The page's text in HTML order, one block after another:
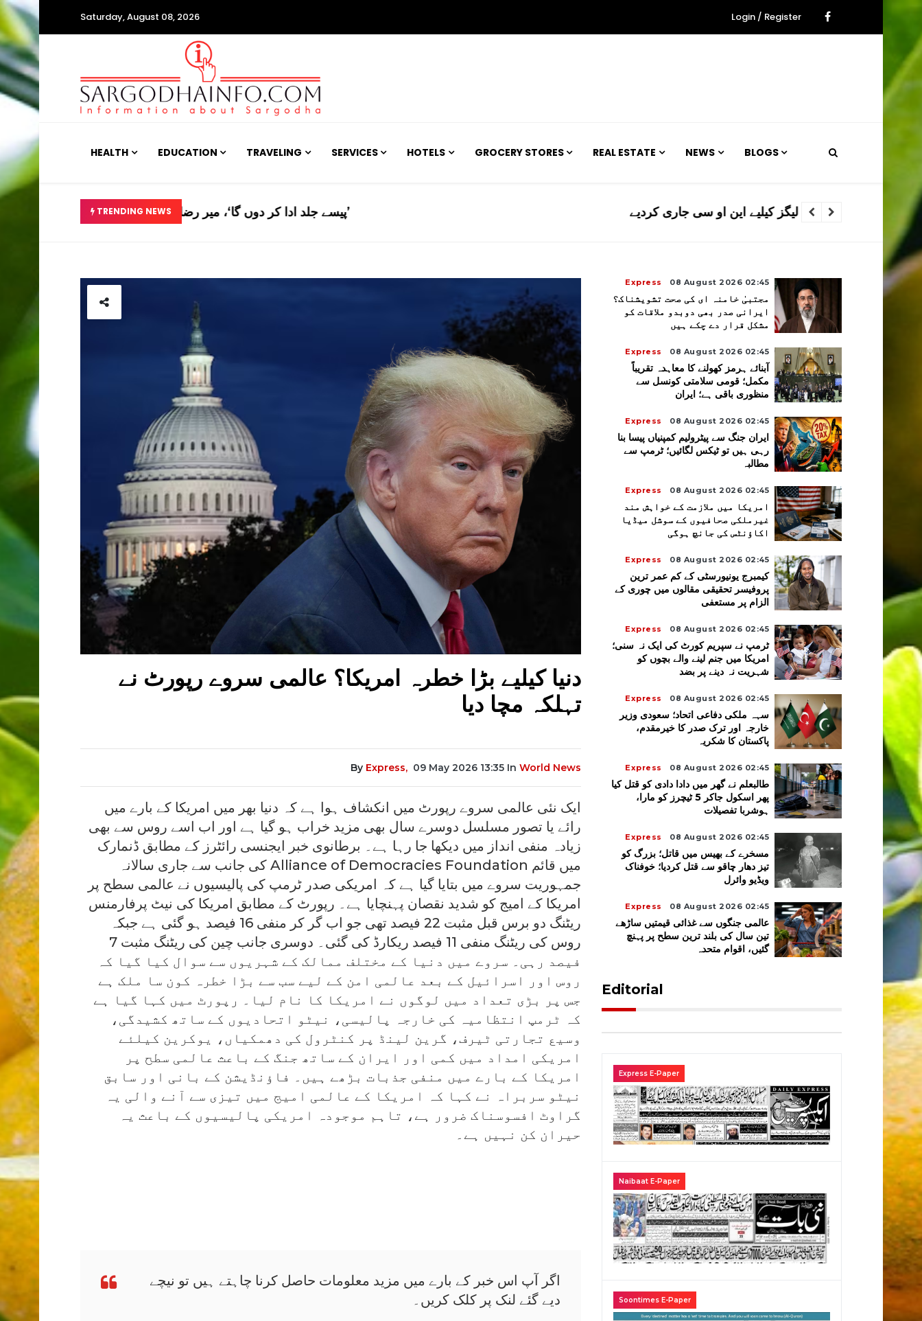
Saturday, August 08, 2026 Login / Register
HEALTH EDUCATION TRAVELING SERVICES HOTELS GROCERY STORES REAL ESTATE NEWS BLOGS
TRENDING NEWS
’پیسے جلد ادا کر دوں گا‘، پی سی بی نے قومی کرکٹرز کو غیر ملکی لیگز کیلیے این او سی جاری کردیے
دنیا کیلیے بڑا خطرہ امریکا؟ عالمی سروے رپورٹ نے
تہلکہ مچا دیا
By Express, 09 May 2026 13:35 In World News
ایک نئی عالمی سروے رپورٹ میں انکشاف ہوا ہے کہ دنیا بھر میں امریکا کے بارے میں
رائے یا تصور مسلسل دوسرے سال بھی مزید خراب ہو گیا ہے اور اب اسے روس سے بھی
زیادہ منفی انداز میں دیکھا جا رہا ہے۔ برطانوی خبر ایجنسی رائٹرز کے مطابق ڈنمارک
میں قائم Alliance of Democracies Foundation کی جانب سے جاری سالانہ
جمہوریت سروے میں بتایا گیا ہے کہ امریکی صدر ٹرمپ کی پالیسیوں نے عالمی سطح پر
امریکا کے امیج کو شدید نقصان پہنچایا ہے۔ رپورٹ کے مطابق امریکا کی نیٹ پرفارمنس
ریٹنگ دو برس قبل مثبت 22 فیصد تھی جو اب گر کر منفی 16 فیصد ہو گئی ہے جبکہ
روس کی ریٹنگ منفی 11 فیصد ریکارڈ کی گئی۔ دوسری جانب چین کی ریٹنگ مثبت 7
فیصد رہی۔ سروے میں دنیا کے مختلف ممالک کے شہریوں سے سوال کیا گیا کہ
روس اور اسرائیل کے بعد عالمی امن کے لیے سب سے بڑا خطرہ کون سا ملک ہے
جس پر بڑی تعداد میں لوگوں نے امریکا کا نام لیا۔ رپورٹ میں کہا گیا ہے
کہ ٹرمپ انتظامیہ کی خارجہ پالیسی، نیٹو اتحادیوں کے ساتھ کشیدگی،
وسیع تجارتی ٹیرف، گرین لینڈ پر کنٹرول کی دھمکیاں، یوکرین کیلئے
امریکی امداد میں کمی اور ایران کے ساتھ جنگ کے باعث عالمی سطح پر
امریکا کے بارے میں منفی جذبات بڑھے ہیں۔ فاؤنڈیشن کے بانی اور سابق
نیٹو سربراہ نے کہا کہ امریکا کے عالمی امیج میں تیزی سے آنے والی یہ
گراوٹ افسوسناک ضرور ہے، تاہم موجودہ امریکی پالیسیوں کے باعث یہ
حیران کن نہیں ہے۔
اگر آپ اس خبر کے بارے میں مزید معلومات حاصل کرنا چاہتے ہیں تو نیچے
دیے گئے لنک پر کلک کریں۔
Express 08 August 2026 02:45
مجتبیٰ خامنہ ای کی صحت تشویشناک؟
ایرانی صدر بھی دوبدو ملاقات کو
مشکل قرار دے چکے ہیں
Express 08 August 2026 02:45
آبنائے ہرمز کھولنے کا معاہدہ تقریباً
مکمل؛ قومی سلامتی کونسل سے
منظوری باقی ہے؛ ایران
Express 08 August 2026 02:45
ایران جنگ سے پیٹرولیم کمپنیاں پیسا بنا
رہی ہیں تو ٹیکس لگائیں؛ ٹرمپ سے
مطالبہ
Express 08 August 2026 02:45
امریکا میں ملازمت کے خواہش مند
غیرملکی صحافیوں کے سوشل میڈیا
اکاؤنٹس کی جانچ ہوگی
Express 08 August 2026 02:45
کیمبرج یونیورسٹی کے کم عمر ترین
پروفیسر تحقیقی مقالوں میں چوری کے
الزام پر مستعفی
Express 08 August 2026 02:45
ٹرمپ نے سپریم کورٹ کی ایک نہ سنی؛
امریکا میں جنم لینے والے بچوں کو
شہریت نہ دینے پر بضد
Express 08 August 2026 02:45
سہہ ملکی دفاعی اتحاد؛ سعودی وزیر
خارجہ اور ترک صدر کا خیرمقدم،
پاکستان کا شکریہ
Express 08 August 2026 02:45
طالبعلم نے گھر میں دادا دادی کو قتل کیا
پھر اسکول جاکر 5 ٹیچرز کو مارا،
ہوشربا تفصیلات
Express 08 August 2026 02:45
مسخرے کے بھیس میں قاتل؛ بزرگ کو
تیز دھار چاقو سے قتل کردیا؛ خوفناک
ویڈیو وائرل
Express 08 August 2026 02:45
عالمی جنگوں سے غذائی قیمتیں ساڑھے
تین سال کی بلند ترین سطح پر پہنچ
گئیں، اقوام متحدہ
Editorial
Express E-Paper
Naibaat E-Paper
Soontimes E-Paper